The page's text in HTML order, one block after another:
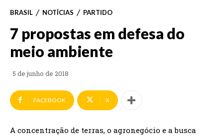
BRASIL NOTÍCIAS PARTIDO
7 propostas em defesa do
meio ambiente
5 de junho de 2018
FACEBOOK X
A concentração de terras, o agronegócio e a busca